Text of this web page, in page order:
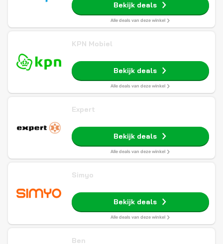
Bekijk deals
Alle deals van deze winkel
KPN Mobiel
Bekijk deals
Alle deals van deze winkel
Expert
Bekijk deals
Alle deals van deze winkel
Simyo
Bekijk deals
Alle deals van deze winkel
Ben